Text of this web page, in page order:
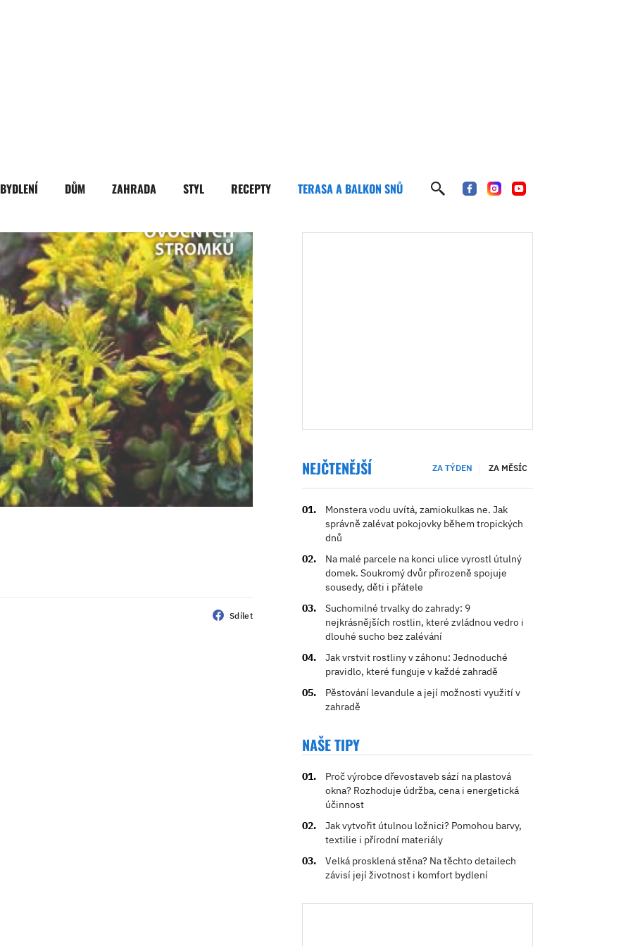
BYDLENÍ DŮM ZAHRADA STYL RECEPTY TERASA A BALKON SNŮ
Sdílet
NEJČTENĚJŠÍ ZA TÝDEN ZA MĚSÍC
Monstera vodu uvítá, zamiokulkas ne. Jak
správně zalévat pokojovky během tropických
dnů
Na malé parcele na konci ulice vyrostl útulný
domek. Soukromý dvůr přirozeně spojuje
sousedy, děti i přátele
Suchomilné trvalky do zahrady: 9
nejkrásnějších rostlin, které zvládnou vedro i
dlouhé sucho bez zalévání
Jak vrstvit rostliny v záhonu: Jednoduché
pravidlo, které funguje v každé zahradě
Pěstování levandule a její možnosti využití v
zahradě
NAŠE TIPY
Proč výrobce dřevostaveb sází na plastová
okna? Rozhoduje údržba, cena i energetická
účinnost
Jak vytvořit útulnou ložnici? Pomohou barvy,
textilie i přírodní materiály
Velká prosklená stěna? Na těchto detailech
závisí její životnost i komfort bydlení